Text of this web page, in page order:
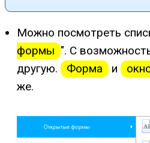
Можно посмотреть
формы ". С
другую.
Форма и
же.